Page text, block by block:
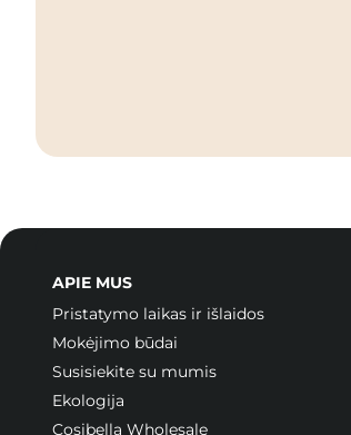
APIE MUS
Pristatymo laikas ir išlaidos
Mokėjimo būdai
Susisiekite su mumis
Ekologija
Cosibella Wholesale